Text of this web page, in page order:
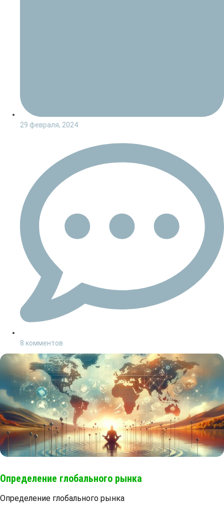
29 февраля, 2024
8 комментов
Определение глобального рынка
Определение глобального рынка